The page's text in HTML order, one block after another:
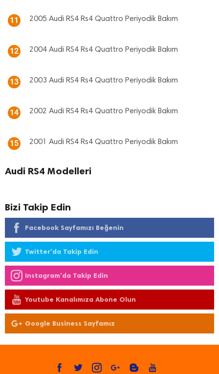
11 2005 Audi RS4 Rs4 Quattro Periyodik Bakım
12 2004 Audi RS4 Rs4 Quattro Periyodik Bakım
13 2003 Audi RS4 Rs4 Quattro Periyodik Bakım
14 2002 Audi RS4 Rs4 Quattro Periyodik Bakım
15 2001 Audi RS4 Rs4 Quattro Periyodik Bakım
Audi RS4 Modelleri
Bizi Takip Edin
Facebook Sayfamızı Beğenin
Twitter'da Takip Edin
Instagram'da Takip Edin
Youtube Kanalımıza Abone Olun
Google Business Sayfamız